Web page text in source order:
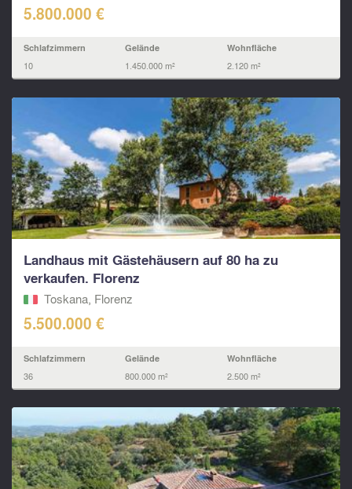
5.800.000 €
Schlafzimmern
10
Gelände
1.450.000 m²
Wohnfläche
2.120 m²
Landhaus mit Gästehäusern auf 80 ha zu
verkaufen. Florenz
Toskana, Florenz
5.500.000 €
Schlafzimmern
36
Gelände
800.000 m²
Wohnfläche
2.500 m²